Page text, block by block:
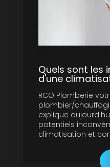
Quels sont les
d'une
RCO Plomberie
plombier/
explique
potentiels
climatisation et